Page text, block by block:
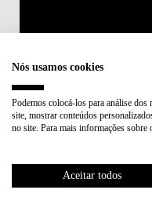
Membro de:
Nós usamos cookies
Podemos colocá-los para análise
site, mostrar conteúdos
no site. Para mais informações
Aceitar todos